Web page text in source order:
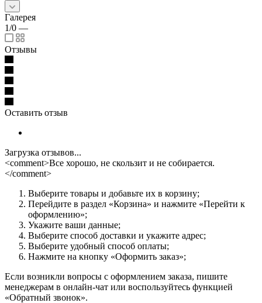
Галерея
1/0 —
Отзывы
Оставить отзыв
Загрузка отзывов...
<comment>Все хорошо, не скользит и не собирается.
</comment>
Выберите товары и добавьте их в корзину;
Перейдите в раздел «Корзина» и нажмите «Перейти к
оформлению»;
Укажите ваши данные;
Выберите способ доставки и укажите адрес;
Выберите удобный способ оплаты;
Нажмите на кнопку «Оформить заказ»;
Если возникли вопросы с оформлением заказа, пишите
менеджерам в онлайн-чат или воспользуйтесь функцией
«Обратный звонок».